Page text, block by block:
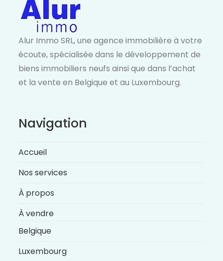
Alur Immo SRL, une agence immobilière à votre
écoute, spécialisée dans le développement de
biens immobiliers neufs ainsi que dans l’achat
et la vente en Belgique et au Luxembourg.
Navigation
Accueil
Nos services
À propos
À vendre
Belgique
Luxembourg